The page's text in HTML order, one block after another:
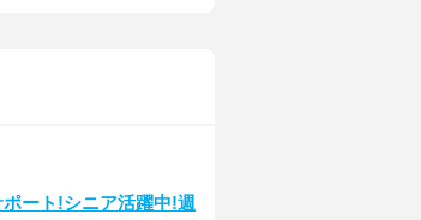
ート!シニア活躍中!週